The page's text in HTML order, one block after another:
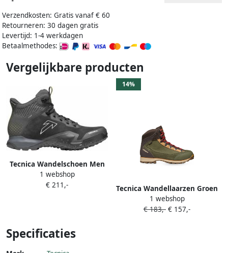
Verzendkosten: Gratis vanaf € 60
Retourneren: 30 dagen gratis
Levertijd: 1-4 werkdagen
Betaalmethodes:
Vergelijkbare producten
Tecnica Wandelschoen Men
Magma 2.0 MID GTX Dark
Piedra Dusty Steppa
1 webshop
€ 211,-
14%
Tecnica Wandellaarzen Groen
1 webshop
€ 183,- € 157,-
Specificaties